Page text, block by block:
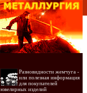
Разновидности жемчуга -
или полезная информация
для покупателей
ювелирных изделий